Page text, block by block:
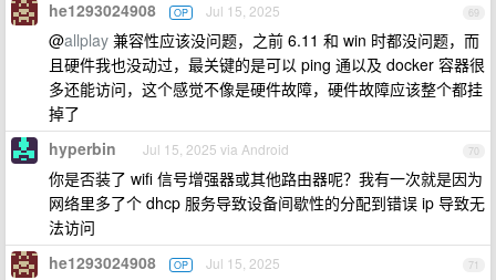
69
he1293024908 OP Jul 15, 2025
@allplay 兼容性应该没问题，之前 6.11 和 win 时都没问题，而
且硬件我也没动过，最关键的是可以 ping 通以及 docker 容器很
多还能访问，这个感觉不像是硬件故障，硬件故障应该整个都挂
掉了
70
hyperbin Jul 15, 2025 via Android
你是否装了 wifi 信号增强器或其他路由器呢？我有一次就是因为
网络里多了个 dhcp 服务导致设备间歇性的分配到错误 ip 导致无
法访问
71
he1293024908 OP Jul 15, 2025